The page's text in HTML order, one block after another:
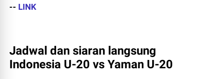
-- LINK
Jadwal dan siaran langsung
Indonesia U-20 vs Yaman U-20